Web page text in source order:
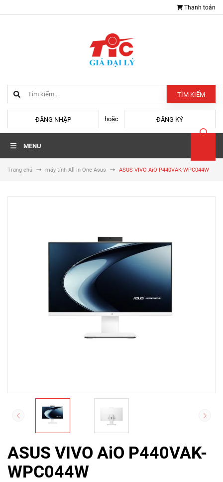
Thanh toán
TÌM KIẾM
ĐĂNG NHẬP hoặc ĐĂNG KÝ
MENU
Trang chủ máy tính All In One Asus ASUS VIVO AiO P440VAK-WPC044W
ASUS VIVO AiO P440VAK-
WPC044W